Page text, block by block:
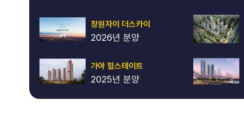
창원자이 더스카이
2026년 분양
가야 힐스테이트
2025년 분양